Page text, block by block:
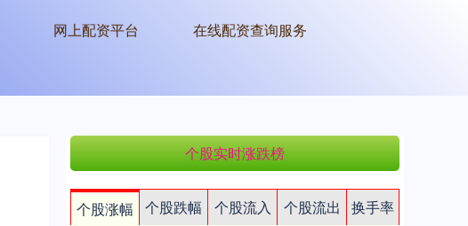
网上配资平台 在线配资查询服务
个股实时涨跌榜
个股涨幅 个股跌幅 个股流入 个股流出
换手率